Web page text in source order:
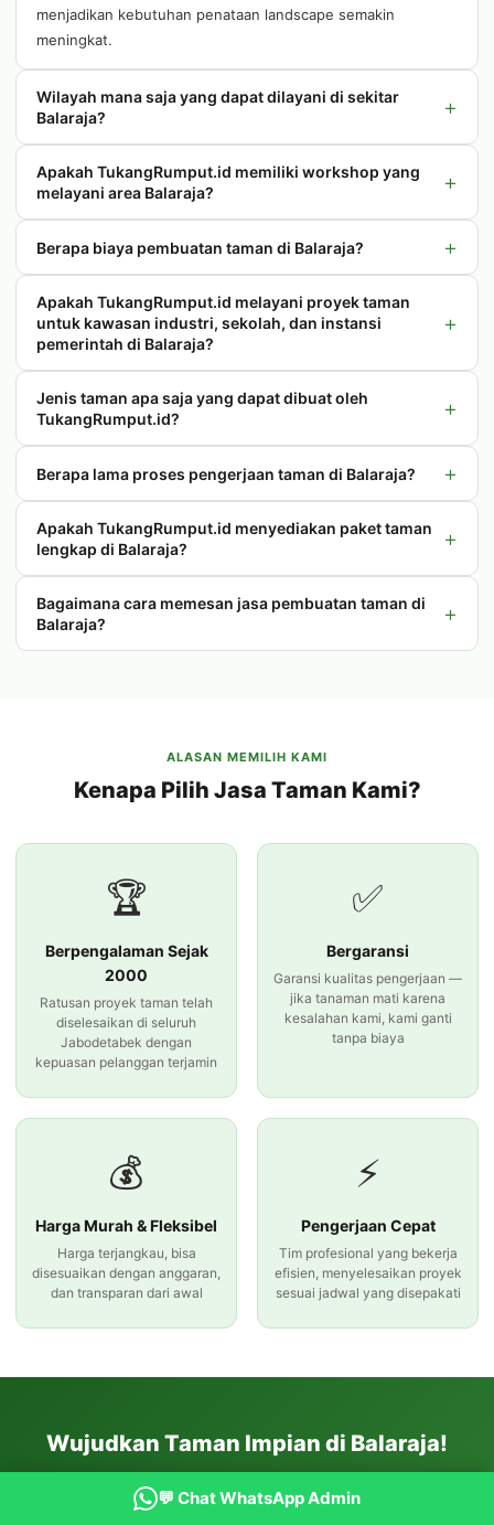
menjadikan kebutuhan penataan landscape semakin
meningkat.
Wilayah mana saja yang dapat dilayani di sekitar
Balaraja?
+
Apakah TukangRumput.id memiliki workshop yang
melayani area Balaraja?
+
Berapa biaya pembuatan taman di Balaraja? +
Apakah TukangRumput.id melayani proyek taman
untuk kawasan industri, sekolah, dan instansi
pemerintah di Balaraja?
+
Jenis taman apa saja yang dapat dibuat oleh
TukangRumput.id?
+
Berapa lama proses pengerjaan taman di Balaraja? +
Apakah TukangRumput.id menyediakan paket taman
lengkap di Balaraja?
+
Bagaimana cara memesan jasa pembuatan taman di
Balaraja?
+
ALASAN MEMILIH KAMI
Kenapa Pilih Jasa Taman Kami?
🏆
Berpengalaman Sejak
2000
Ratusan proyek taman telah
diselesaikan di seluruh
Jabodetabek dengan
kepuasan pelanggan terjamin
✅
Bergaransi
Garansi kualitas pengerjaan —
jika tanaman mati karena
kesalahan kami, kami ganti
tanpa biaya
💰
Harga Murah & Fleksibel
Harga terjangkau, bisa
disesuaikan dengan anggaran,
dan transparan dari awal
⚡
Pengerjaan Cepat
Tim profesional yang bekerja
efisien, menyelesaikan proyek
sesuai jadwal yang disepakati
Wujudkan Taman Impian di Balaraja!
pengerjaan.
💬 Chat WhatsApp Admin